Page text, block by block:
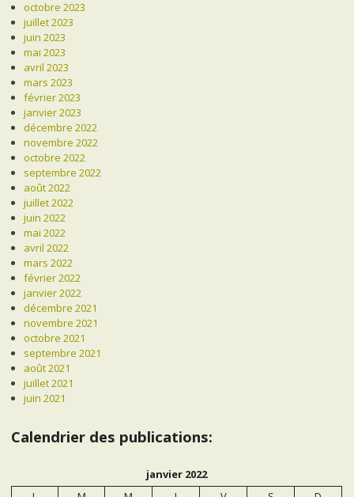
octobre 2023
juillet 2023
juin 2023
mai 2023
avril 2023
mars 2023
février 2023
janvier 2023
décembre 2022
novembre 2022
octobre 2022
septembre 2022
août 2022
juillet 2022
juin 2022
mai 2022
avril 2022
mars 2022
février 2022
janvier 2022
décembre 2021
novembre 2021
octobre 2021
septembre 2021
août 2021
juillet 2021
juin 2021
Calendrier des publications:
janvier 2022